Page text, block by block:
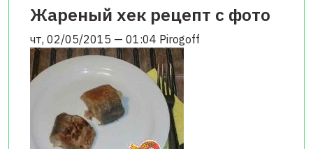
Жареный хек рецепт с фото
чт, 02/05/2015 — 01:04 Pirogoff